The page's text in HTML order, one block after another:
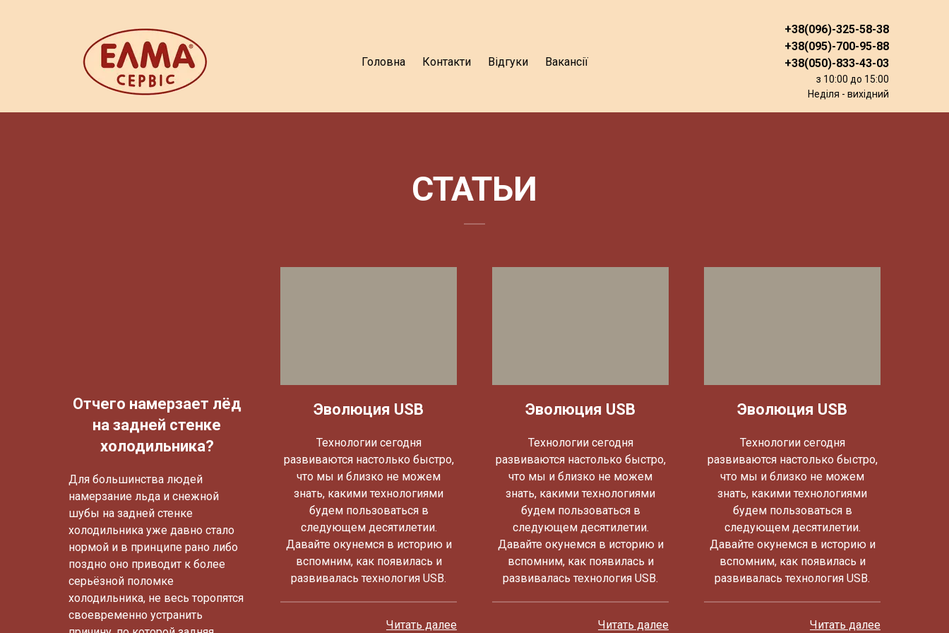
Головна Контакти Відгуки Вакансії
+38(096)-325-58-38
+38(095)-700-95-88
+38(050)-833-43-03
з 10:00 до 15:00
Неділя - вихідний
СТАТЬИ
Отчего намерзает лёд
на задней стенке
холодильника?
Для большинства людей
намерзание льда и снежной
шубы на задней стенке
холодильника уже давно стало
нормой и в принципе рано либо
поздно оно приводит к более
серьёзной поломке
холодильника, не весь торопятся
своевременно устранить
Эволюция USB
Технологии сегодня
развиваются настолько быстро,
что мы и близко не можем
знать, какими технологиями
будем пользоваться в
следующем десятилетии.
Давайте окунемся в историю и
вспомним, как появилась и
развивалась технология USB.
Читать далее
Эволюция USB
Технологии сегодня
развиваются настолько быстро,
что мы и близко не можем
знать, какими технологиями
будем пользоваться в
следующем десятилетии.
Давайте окунемся в историю и
вспомним, как появилась и
развивалась технология USB.
Читать далее
Эволюция USB
Технологии сегодня
развиваются настолько быстро,
что мы и близко не можем
знать, какими технологиями
будем пользоваться в
следующем десятилетии.
Давайте окунемся в историю и
вспомним, как появилась и
развивалась технология USB.
Читать далее